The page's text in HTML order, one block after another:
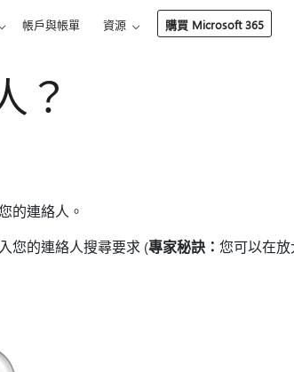
帳戶與帳單 資源 購買 Microsoft 365
？
的連絡人。
您的連絡人搜尋要求 (專家秘訣： 您可以在